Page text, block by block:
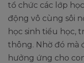
tổ chức các lớp
động vô cùng sôi
học sinh tiểu học,
thông. Nhờ đó mà
hưởng ứng cho